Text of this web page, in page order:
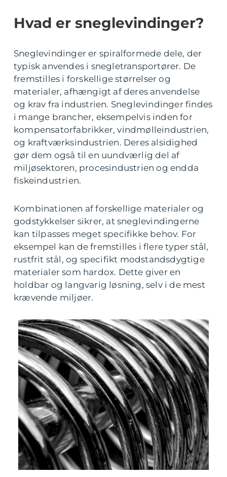
Hvad er sneglevindinger?
Sneglevindinger er spiralformede dele, der
typisk anvendes i snegletransportører. De
fremstilles i forskellige størrelser og
materialer, afhængigt af deres anvendelse
og krav fra industrien. Sneglevindinger findes
i mange brancher, eksempelvis inden for
kompensatorfabrikker, vindmølleindustrien,
og kraftværksindustrien. Deres alsidighed
gør dem også til en uundværlig del af
miljøsektoren, procesindustrien og endda
fiskeindustrien.
Kombinationen af forskellige materialer og
godstykkelser sikrer, at sneglevindingerne
kan tilpasses meget specifikke behov. For
eksempel kan de fremstilles i flere typer stål,
rustfrit stål, og specifikt modstandsdygtige
materialer som hardox. Dette giver en
holdbar og langvarig løsning, selv i de mest
krævende miljøer.